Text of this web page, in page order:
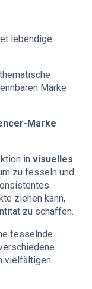
lebendige
Marke
Marke
in visuelles
zu fesseln und
ziehen kann,
zu schaffen.
fesselnde
vielfältigen